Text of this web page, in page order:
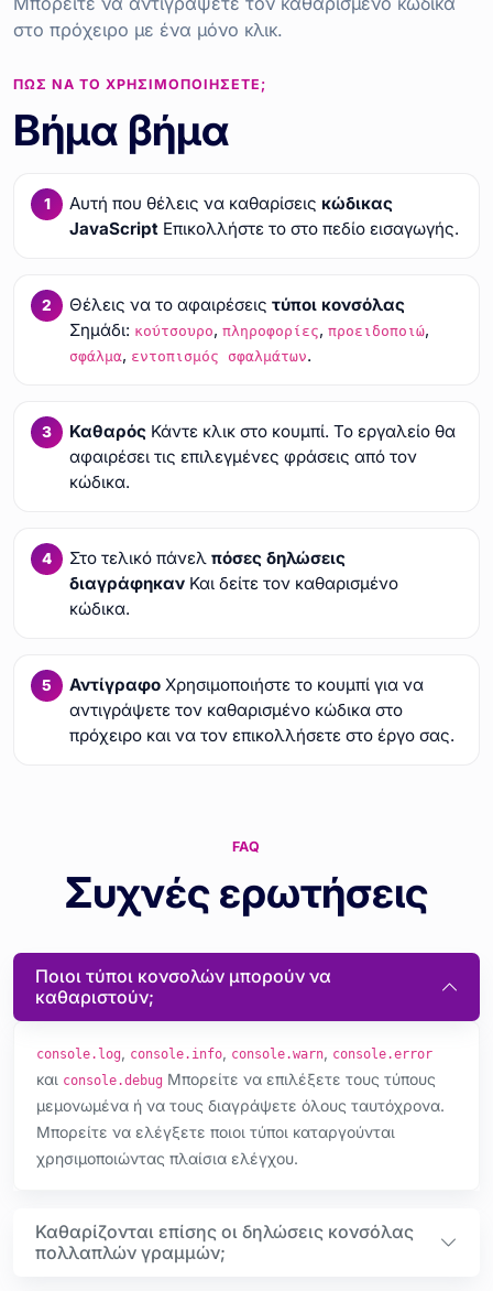
στο πρόχειρο με ένα μόνο κλικ.
ΠΏΣ ΝΑ ΤΟ ΧΡΗΣΙΜΟΠΟΙΉΣΕΤΕ;
Βήμα βήμα
Αυτή που θέλεις να καθαρίσεις κώδικας
JavaScriptΕπικολλήστε το στο πεδίο εισαγωγής.
Θέλεις να το αφαιρέσεις τύποι κονσόλας
Σημάδι: κούτσουρο, πληροφορίες, προειδοποιώ,
σφάλμα, εντοπισμός σφαλμάτων.
ΚαθαρόςΚάντε κλικ στο κουμπί. Το εργαλείο θα
αφαιρέσει τις επιλεγμένες φράσεις από τον
κώδικα.
Στο τελικό πάνελ πόσες δηλώσεις
διαγράφηκανΚαι δείτε τον καθαρισμένο
κώδικα.
ΑντίγραφοΧρησιμοποιήστε το κουμπί για να
αντιγράψετε τον καθαρισμένο κώδικα στο
πρόχειρο και να τον επικολλήσετε στο έργο σας.
FAQ
Συχνές ερωτήσεις
Ποιοι τύποι κονσολών μπορούν να
καθαριστούν;
console.log , console.info, console.warn, console.error
και console.debug Μπορείτε να επιλέξετε τους τύπους
μεμονωμένα ή να τους διαγράψετε όλους ταυτόχρονα.
Μπορείτε να ελέγξετε ποιοι τύποι καταργούνται
χρησιμοποιώντας πλαίσια ελέγχου.
Καθαρίζονται επίσης οι δηλώσεις κονσόλας
πολλαπλών γραμμών;